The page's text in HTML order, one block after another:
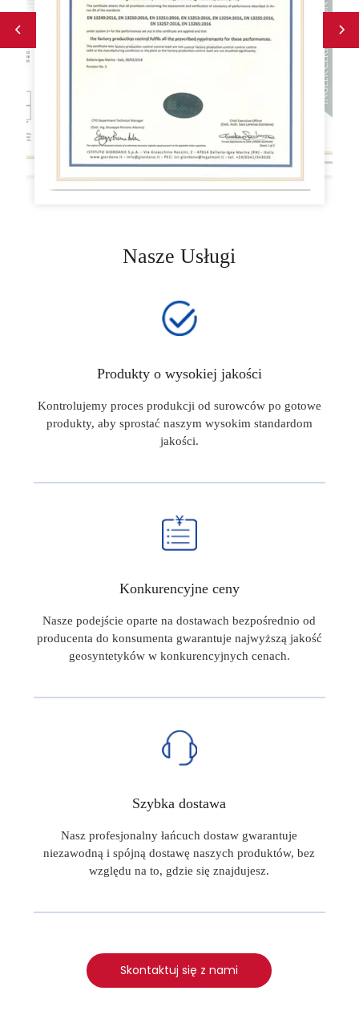
Nasze Usługi
Produkty o wysokiej jakości
Kontrolujemy proces produkcji od surowców po gotowe
produkty, aby sprostać naszym wysokim standardom
jakości.
Konkurencyjne ceny
Nasze podejście oparte na dostawach bezpośrednio od
producenta do konsumenta gwarantuje najwyższą jakość
geosyntetyków w konkurencyjnych cenach.
Szybka dostawa
Nasz profesjonalny łańcuch dostaw gwarantuje
niezawodną i spójną dostawę naszych produktów, bez
względu na to, gdzie się znajdujesz.
Skontaktuj się z nami